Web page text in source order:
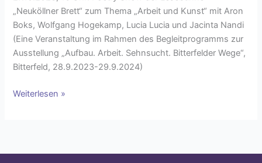
„Neuköllner Brett“ zum Thema „Arbeit und Kunst“ mit Aron
Boks, Wolfgang Hogekamp, Lucia Lucia und Jacinta Nandi
(Eine Veranstaltung im Rahmen des Begleitprogramms zur
Ausstellung „Aufbau. Arbeit. Sehnsucht. Bitterfelder Wege“,
Bitterfeld, 28.9.2023-29.9.2024)
Weiterlesen »